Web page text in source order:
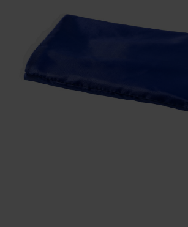
Sleutelhangers & Tools
Huis & Lifestyle
Outdoor & Vrije Tijd